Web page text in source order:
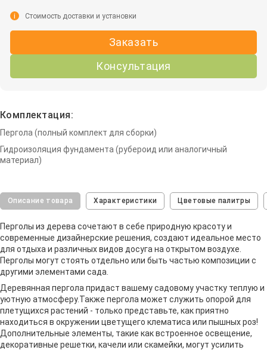
Заказать
Консультация
i Стоимость доставки и установки
Комплектация:
Пергола (полный комплект для сборки)
Гидроизоляция фундамента (рубероид или аналогичный
материал)
Описание товара Характеристики Цветовые палитры
Перголы из дерева сочетают в себе природную красоту и
современные дизайнерские решения, создают идеальное место
для отдыха и различных видов досуга на открытом воздухе.
Перголы могут стоять отдельно или быть частью композиции с
другими элементами сада.
Деревянная пергола придаст вашему садовому участку теплую и
уютную атмосферу.Также пергола может служить опорой для
плетущихся растений - только представьте, как приятно
находиться в окружении цветущего клематиса или пышных роз!
Дополнительные элементы, такие как встроенное освещение,
декоративные решетки, качели или скамейки, могут усилить